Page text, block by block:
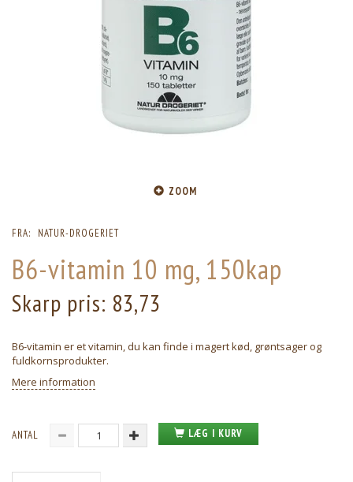
ZOOM
FRA: NATUR-DROGERIET
B6-vitamin 10 mg, 150kap
Skarp pris: 83,73
B6-vitamin er et vitamin, du kan finde i magert kød, grøntsager og
fuldkornsprodukter.
Mere information
ANTAL LÆG I KURV